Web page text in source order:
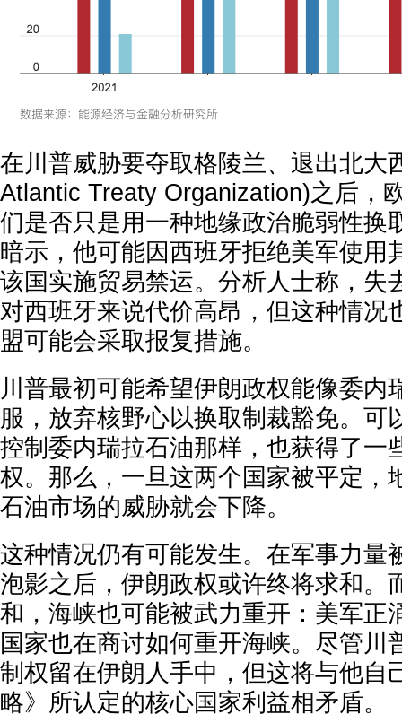
在川普威胁要夺取格陵兰、退出北大
Atlantic Treaty Organization)之后，
们是否只是用一种地缘政治脆弱性换
暗示，他可能因西班牙拒绝美军使用
该国实施贸易禁运。分析人士称，失
对西班牙来说代价高昂，但这种情况
盟可能会采取报复措施。
川普最初可能希望伊朗政权能像委内
服，放弃核野心以换取制裁豁免。可
控制委内瑞拉石油那样，也获得了一
权。那么，一旦这两个国家被平定，
石油市场的威胁就会下降。
这种情况仍有可能发生。在军事力量
泡影之后，伊朗政权或许终将求和。
和，海峡也可能被武力重开：美军正
国家也在商讨如何重开海峡。尽管川
制权留在伊朗人手中，但这将与他自
略》所认定的核心国家利益相矛盾。